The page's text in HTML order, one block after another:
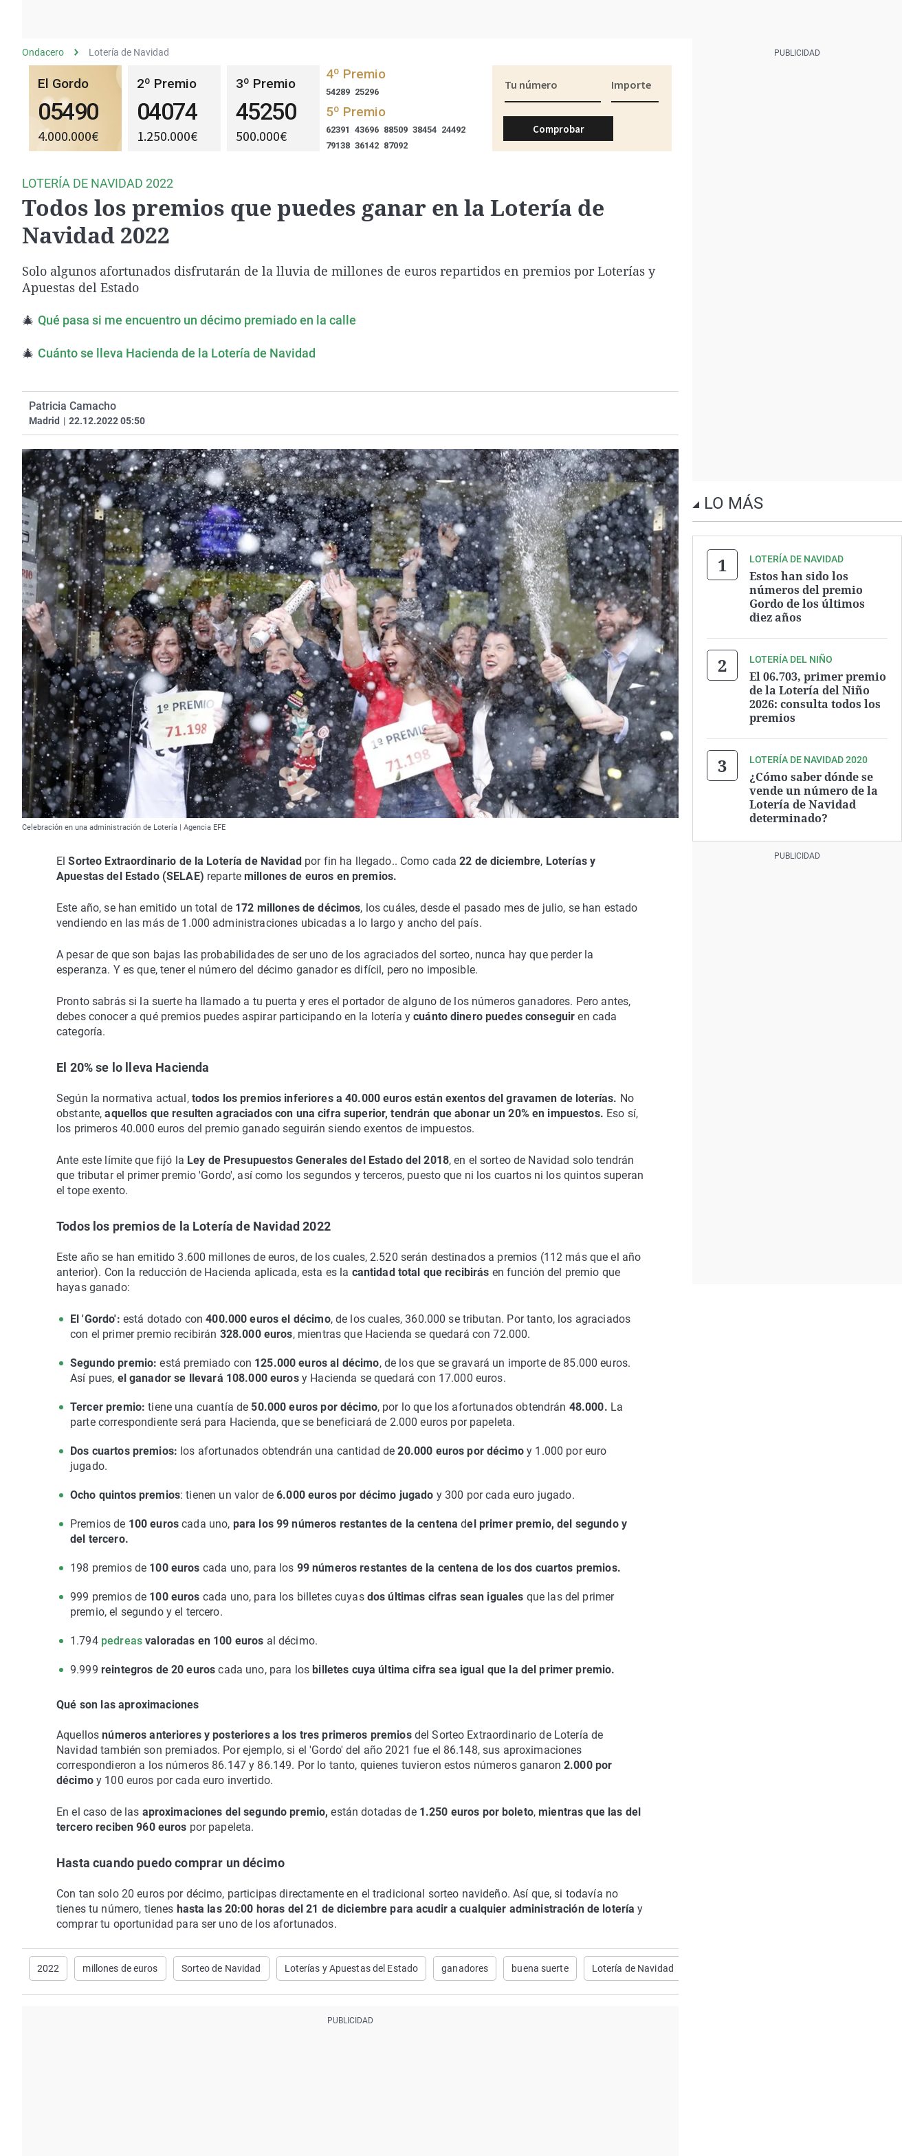
Como el perro y el
gato
Operación Viuda
Negra
Navarra
Ondacero Lotería de Navidad
LOTERÍA DE NAVIDAD 2022
Todos los premios que puedes ganar en la Lotería de
Navidad 2022
Solo algunos afortunados disfrutarán de la lluvia de millones de euros repartidos en premios por Loterías y
Apuestas del Estado
🎄 Qué pasa si me encuentro un décimo premiado en la calle
🎄 Cuánto se lleva Hacienda de la Lotería de Navidad
Patricia Camacho
Madrid | 22.12.2022 05:50
Celebración en una administración de Lotería | Agencia EFE
ElSorteo Extraordinario de la Lotería de Navidad por fin ha llegado.. Como cada 22 de diciembre, Loterías y
Apuestas del Estado (SELAE) repartemillones de euros en premios.
Este año, se han emitido un total de 172 millones de décimos, los cuáles, desde el pasado mes de julio, se han estado
vendiendo en las más de 1.000 administraciones ubicadas a lo largo y ancho del país.
A pesar de que son bajas las probabilidades de ser uno de los agraciados del sorteo, nunca hay que perder la
esperanza. Y es que, tener el número del décimo ganador es difícil, pero no imposible.
Pronto sabrás si la suerte ha llamado a tu puerta y eres el portador de alguno de los números ganadores. Pero antes,
debes conocer a qué premios puedes aspirar participando en la lotería ycuánto dinero puedes conseguiren cada
categoría.
El 20% se lo lleva Hacienda
Según la normativa actual,todos los premios inferiores a 40.000 euros están exentos del gravamen de loterías. No
obstante, aquellos que resulten agraciados con una cifra superior, tendrán que abonar un 20% en impuestos. Eso sí,
los primeros 40.000 euros del premio ganado seguirán siendo exentos de impuestos.
Ante este límite que fijó la Ley de Presupuestos Generales del Estado del 2018, en el sorteo de Navidad solo tendrán
que tributar el primer premio 'Gordo', así como los segundos y terceros, puesto que ni los cuartos ni los quintos superan
el tope exento.
Todos los premios de la Lotería de Navidad 2022
Este año se han emitido 3.600 millones de euros, de los cuales, 2.520 serán destinados a premios (112 más que el año
anterior). Con la reducción de Hacienda aplicada, esta es la cantidad total que recibirás en función del premio que
hayas ganado:
El 'Gordo': está dotado con400.000 euros el décimo, de los cuales, 360.000 se tributan. Por tanto, los agraciados
con el primer premio recibirán 328.000 euros, mientras que Hacienda se quedará con 72.000.
Segundo premio:está premiado con 125.000 euros al décimo, de los que se gravará un importe de 85.000 euros.
Así pues, el ganador se llevará 108.000 euros y Hacienda se quedará con 17.000 euros.
Tercer premio: tiene una cuantía de 50.000 euros por décimo, por lo que los afortunados obtendrán 48.000. La
parte correspondiente será para Hacienda, que se beneficiará de 2.000 euros por papeleta.
Dos cuartos premios: los afortunados obtendrán una cantidad de 20.000 euros por décimoy 1.000 por euro
jugado.
Ocho quintos premios: tienen un valor de 6.000 euros por décimo jugado y 300 por cada euro jugado.
Premios de 100 euros cada uno, para los 99 números restantes de la centena del primer premio, del segundo y
del tercero.
198 premios de 100 euros cada uno, para los 99 números restantes de la centena de los dos cuartos premios.
999 premios de 100 euros cada uno, para los billetes cuyas dos últimas cifras sean iguales que las del primer
premio, el segundo y el tercero.
1.794 pedreasvaloradas en 100 euros al décimo.
9.999 reintegros de 20 euroscada uno, para los billetes cuya última cifra sea igual que la del primer premio.
Qué son las aproximaciones
Aquellos números anteriores y posteriores a los tres primeros premiosdel Sorteo Extraordinario de Lotería de
Navidad también son premiados. Por ejemplo, si el 'Gordo' del año 2021 fue el 86.148, sus aproximaciones
correspondieron a los números 86.147 y 86.149. Por lo tanto, quienes tuvieron estos números ganaron 2.000 por
décimo y 100 euros por cada euro invertido.
En el caso de las aproximaciones del segundo premio, están dotadas de1.250 euros por boleto,mientras que las del
tercero reciben 960 euros por papeleta.
Hasta cuando puedo comprar un décimo
Con tan solo 20 euros por décimo, participas directamente en el tradicional sorteo navideño. Así que, si todavía no
tienes tu número, tienes hasta las 20:00 horas del 21 de diciembre para acudir a cualquier administración de loteríay
comprar tu oportunidad para ser uno de los afortunados.
2022 millones de euros Sorteo de Navidad Loterías y Apuestas del Estado ganadores buena suerte Lotería de Navidad
LO MÁS
LOTERÍA DE NAVIDAD
Estos han sido los
números del premio
Gordo de los últimos
diez años
LOTERÍA DEL NIÑO
El 06.703, primer premio
de la Lotería del Niño
2026: consulta todos los
premios
LOTERÍA DE NAVIDAD 2020
¿Cómo saber dónde se
vende un número de la
Lotería de Navidad
determinado?